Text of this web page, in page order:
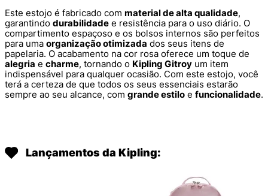
Este estojo é fabricado com material de alta qualidade,
garantindo durabilidade e resistência para o uso diário. O
compartimento espaçoso e os bolsos internos são perfeitos
para uma organização otimizada dos seus itens de
papelaria. O acabamento na cor rosa oferece um toque de
alegria e charme, tornando o Kipling Gitroy um item
indispensável para qualquer ocasião. Com este estojo, você
terá a certeza de que todos os seus essenciais estarão
sempre ao seu alcance, com grande estilo e funcionalidade.
Lançamentos da Kipling: